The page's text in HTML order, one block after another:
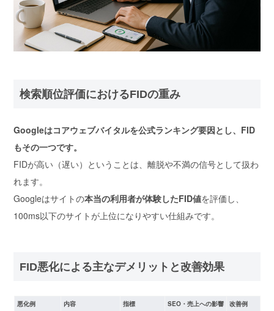
検索順位評価におけるFIDの重み
Googleはコアウェブバイタルを公式ランキング要因とし、FID
もその一つです。
FIDが高い（遅い）ということは、離脱や不満の信号として扱わ
れます。
Googleはサイトの本当の利用者が体験したFID値を評価し、
100ms以下のサイトが上位になりやすい仕組みです。
FID悪化による主なデメリットと改善効果
悪化例 内容 指標 SEO・売上への影響
改善例